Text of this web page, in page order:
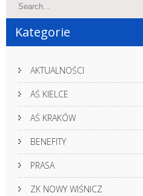
Kategorie
AKTUALNOŚCI
AŚ KIELCE
AŚ KRAKÓW
BENEFITY
PRASA
ZK NOWY WIŚNICZ